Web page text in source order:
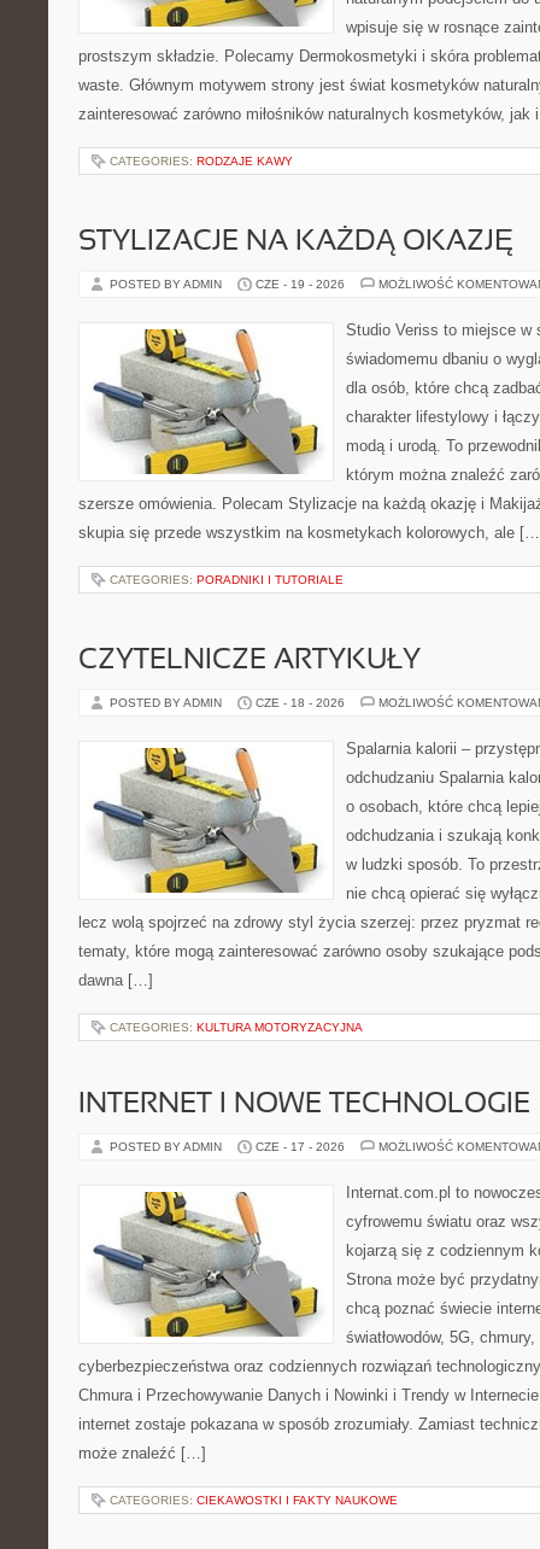
wpisuje się w rosnące
prostszym składzie. Polecamy Dermokosmetyki i skóra
waste. Głównym motywem strony jest świat kosmetyków
zainteresować zarówno miłośników naturalnych kosmetyków,
CATEGORIES: RODZAJE KAWY
STYLIZACJE NA KAŻDĄ OKAZJĘ
POSTED BY ADMIN CZE - 19 - 2026 MOŻLIWOŚĆ
Studio Veriss to miejsce w
świadomemu dbaniu o
dla osób, które chcą
charakter lifestylowy i
modą i urodą. To
którym można znaleźć
szersze omówienia. Polecam Stylizacje na każdą okazję i
skupia się przede wszystkim na kosmetykach kolorowych, ale
CATEGORIES: PORADNIKI I TUTORIALE
CZYTELNICZE ARTYKUŁY
POSTED BY ADMIN CZE - 18 - 2026 MOŻLIWOŚĆ
Spalarnia kalorii –
odchudzaniu Spalarnia
o osobach, które chcą
odchudzania i szukają
w ludzki sposób. To
nie chcą opierać się
lecz wolą spojrzeć na zdrowy styl życia szerzej: przez pryzmat
tematy, które mogą zainteresować zarówno osoby szukające
dawna […]
CATEGORIES: KULTURA MOTORYZACYJNA
INTERNET I NOWE TECHNOLOGIE
POSTED BY ADMIN CZE - 17 - 2026 MOŻLIWOŚĆ
Internat.com.pl to
cyfrowemu światu oraz
kojarzą się z codziennym
Strona może być
chcą poznać świecie
światłowodów, 5G,
cyberbezpieczeństwa oraz codziennych rozwiązań
Chmura i Przechowywanie Danych i Nowinki i Trendy w
internet zostaje pokazana w sposób zrozumiały. Zamiast
może znaleźć […]
CATEGORIES: CIEKAWOSTKI I FAKTY NAUKOWE